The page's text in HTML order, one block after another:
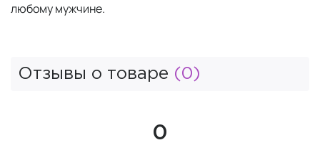
любому мужчине.
Отзывы о товаре (0)
0